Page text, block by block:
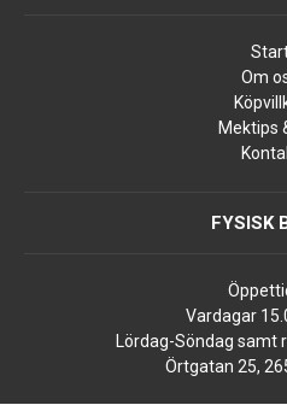
Om
Mektips
FYSISK
Vardagar
Lördag-Söndag samt
Örtgatan 25,